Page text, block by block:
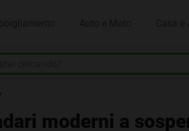
moderni a